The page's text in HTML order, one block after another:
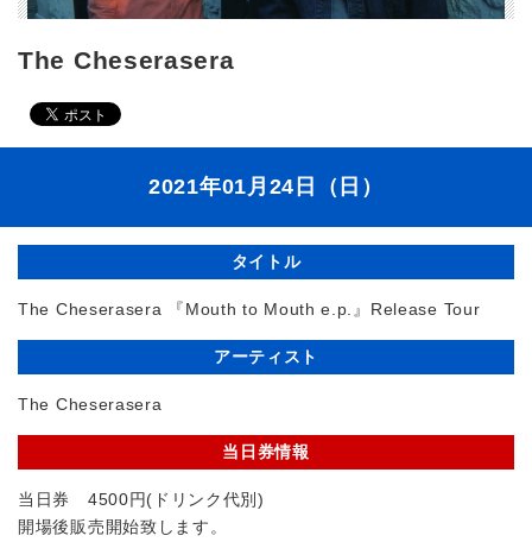
The Cheserasera
2021年01月24日（日）
タイトル
The Cheserasera 『Mouth to Mouth e.p.』Release Tour
アーティスト
The Cheserasera
当日券情報
当日券 4500円(ドリンク代別)
開場後販売開始致します。